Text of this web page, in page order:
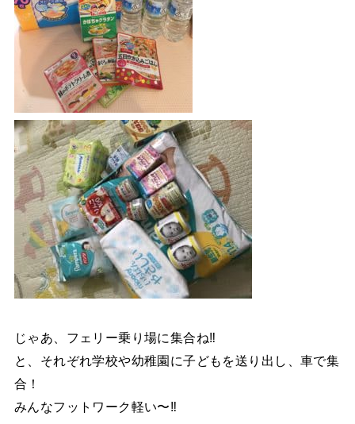
じゃあ、フェリー乗り場に集合ね‼️
と、それぞれ学校や幼稚園に子どもを送り出し、車で集
合！
みんなフットワーク軽い〜‼️